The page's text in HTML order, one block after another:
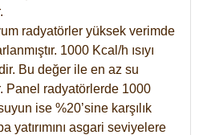
radyatörler yüksek verimde
1000 Kcal/h ısıyı
Bu değer ile en az su
Panel radyatörlerde 1000
ise %20’sine karşılık
yatırımını asgari seviyelere